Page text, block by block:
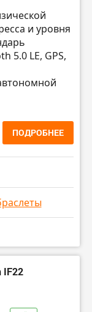
и уровня
5.0 LE, GPS,
ПОДРОБНЕЕ
IF22